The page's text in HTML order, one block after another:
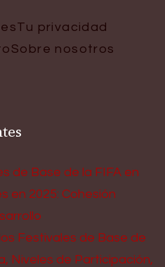
Tu privacidad
Sobre nosotros
de Base de la FIFA en
en 2025: Cohesión
Festivales de Base de
Niveles de Participación,